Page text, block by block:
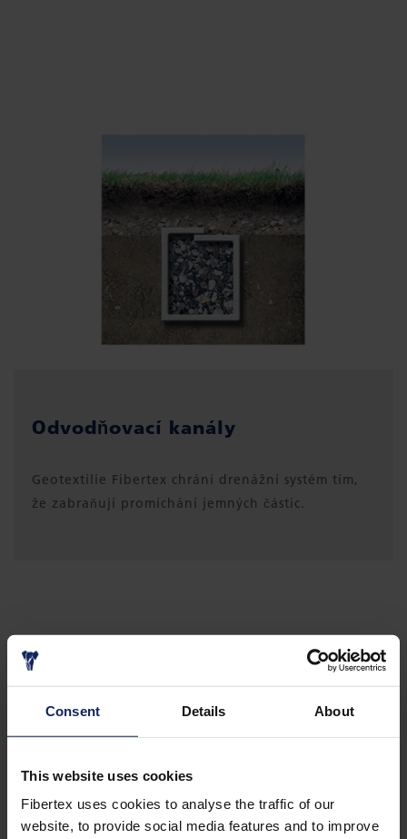
Consent Details About
This website uses cookies
Fibertex uses cookies to analyse the traffic of our
website, to provide social media features and to improve
Odvodňovací kanály
Geotextilie Fibertex chrání drenážní systém tím,
že zabraňují promíchání jemných částic.